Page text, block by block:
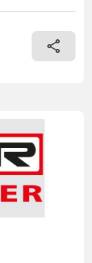
Tragkraft: